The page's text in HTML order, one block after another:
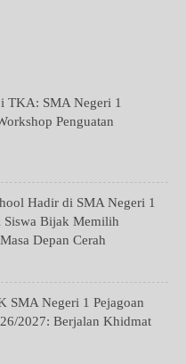
TKA: SMA Negeri 1
Penguatan
Hadir di SMA Negeri 1
Siswa Bijak Memilih
Depan Cerah
SMA Negeri 1 Pejagoan
2027: Berjalan Khidmat